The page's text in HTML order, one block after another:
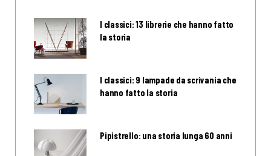
I classici: 13 librerie che hanno fatto
la storia
I classici: 9 lampade da scrivania che
hanno fatto la storia
Pipistrello: una storia lunga 60 anni